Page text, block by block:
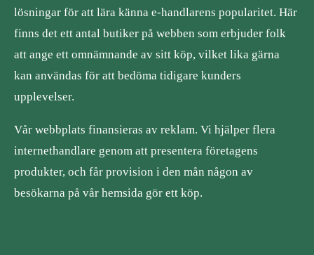
lösningar för att lära känna e-handlarens popularitet. Här
finns det ett antal butiker på webben som erbjuder folk
att ange ett omnämnande av sitt köp, vilket lika gärna
kan användas för att bedöma tidigare kunders
upplevelser.
Vår webbplats finansieras av reklam. Vi hjälper flera
internethandlare genom att presentera företagens
produkter, och får provision i den mån någon av
besökarna på vår hemsida gör ett köp.